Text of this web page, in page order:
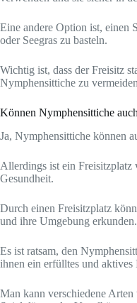
Eine andere Option ist, einen
oder Seegras zu basteln.
Wichtig ist, dass der Freisitz
Nymphensittiche zu
Können Nymphensittiche
Ja, Nymphensittiche können
Allerdings ist ein
Gesundheit.
Durch einen Freisitzplatz
und ihre Umgebung erkunden.
Es ist ratsam, den
ihnen ein erfülltes und aktives
Man kann verschiedene